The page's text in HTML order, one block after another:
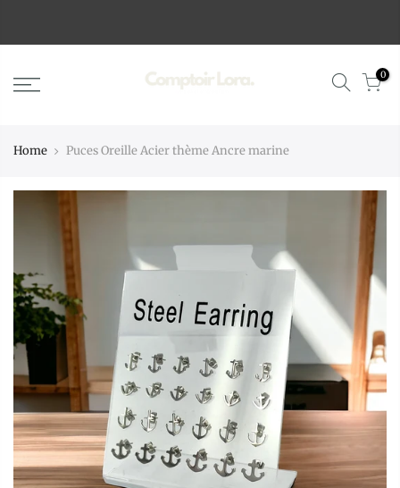
0
Home Puces Oreille Acier thème Ancre marine